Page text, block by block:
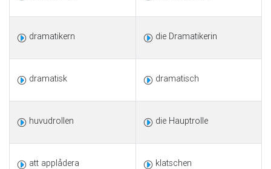
dramatikern die Dramatikerin
dramatisk dramatisch
huvudrollen die Hauptrolle
att applådera klatschen